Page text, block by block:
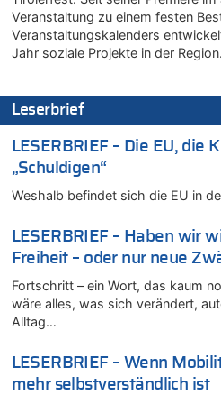
Leipzig, Mechernich und die
Drohnen mit Strengstoff? War es
08.08.2026 - 18:41 von JoKrings
Leipzig, Mechernich und die
08.08.2026 - 18:39 von JoKrings
Leipzig, Mechernich und die
Drohnen mit Strengstoff? War es
08.08.2026 - 18:07 von Hubert F.
Belgier knackt Jackpot bei
08.08.2026 - 17:46 von Der Alte
Belgier knackt Jackpot bei
mehr als 111 Millionen €
08.08.2026 - 17:45 von Der Alte
Zwölf Jahre nach Aachener
Leipzig, Mechernich und die
Drohnen mit Strengstoff? War es
Veranstaltung zu einem festen
Veranstaltungskalenders
Jahr soziale Projekte in der Region.
Leserbrief
LESERBRIEF – Die EU, die
„Schuldigen“
Weshalb befindet sich die EU in
LESERBRIEF – Haben wir
Freiheit – oder nur neue
Fortschritt – ein Wort, das kaum
wäre alles, was sich verändert,
Alltag…
LESERBRIEF – Wenn
mehr selbstverständlich ist